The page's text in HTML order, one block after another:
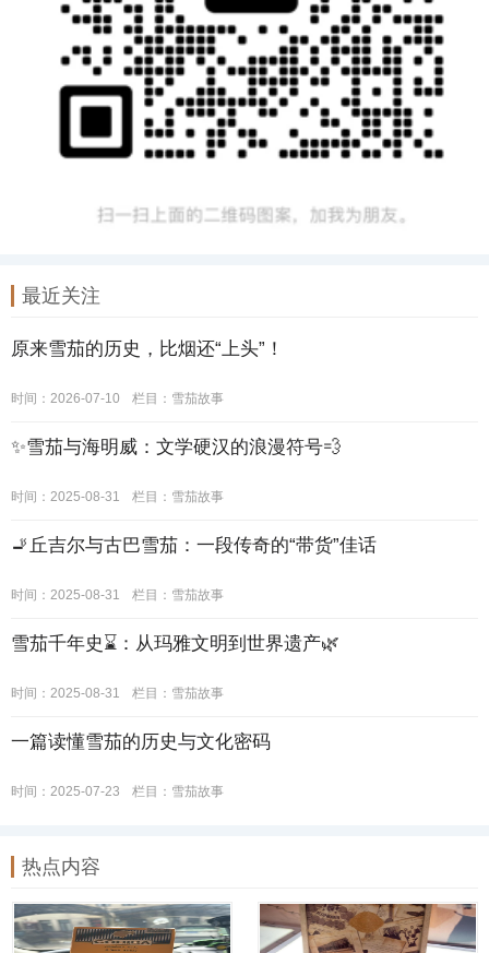
最近关注
原来雪茄的历史，比烟还“上头”！
时间：2026-07-10 栏目： 雪茄故事
✨雪茄与海明威：文学硬汉的浪漫符号💨
时间：2025-08-31 栏目： 雪茄故事
🚬丘吉尔与古巴雪茄：一段传奇的“带货”佳话
时间：2025-08-31 栏目： 雪茄故事
雪茄千年史⌛：从玛雅文明到世界遗产🌿
时间：2025-08-31 栏目： 雪茄故事
一篇读懂雪茄的历史与文化密码
时间：2025-07-23 栏目： 雪茄故事
热点内容